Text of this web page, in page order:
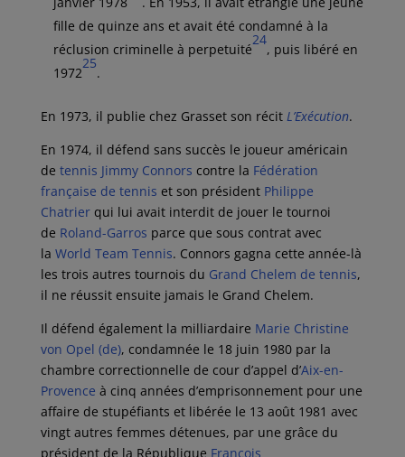
fille de quinze ans et avait été condamné à la
réclusion criminelle à perpetuité
24
, puis libéré en
1972
25
.
En 1973, il publie chez Grasset son récit L’Exécution.
En 1974, il défend sans succès le joueur américain
de tennis Jimmy Connors contre la Fédération
française de tennis et son président Philippe
Chatrier qui lui avait interdit de jouer le tournoi
de Roland-Garros parce que sous contrat avec
la World Team Tennis. Connors gagna cette année-là
les trois autres tournois du Grand Chelem de tennis,
il ne réussit ensuite jamais le Grand Chelem.
Il défend également la milliardaire Marie Christine
von Opel (de), condamnée le 18 juin 1980 par la
chambre correctionnelle de cour d’appel d’Aix-en-
Provence à cinq années d’emprisonnement pour une
affaire de stupéfiants et libérée le 13 août 1981 avec
vingt autres femmes détenues, par une grâce du
président de la République François